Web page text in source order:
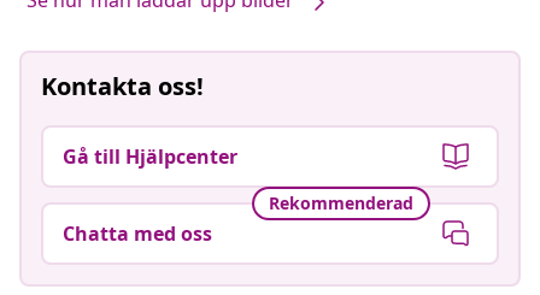
Kontakta oss!
Gå till Hjälpcenter
Rekommenderad
Chatta med oss